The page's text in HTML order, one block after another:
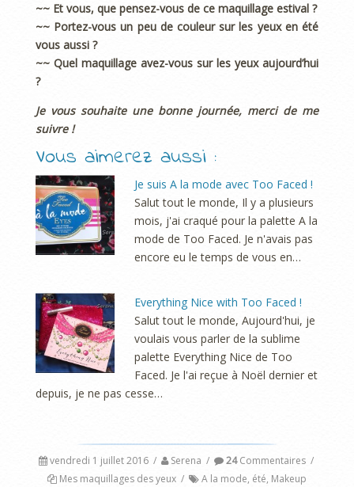
~~ Et vous, que pensez-vous de ce maquillage estival ?
~~ Portez-vous un peu de couleur sur les yeux en été
vous aussi ?
~~ Quel maquillage avez-vous sur les yeux aujourd’hui
?
Je vous souhaite une bonne journée, merci de me
suivre !
Vous aimerez aussi :
Je suis A la mode avec Too Faced !
Salut tout le monde, Il y a plusieurs
mois, j'ai craqué pour la palette A la
mode de Too Faced. Je n'avais pas
encore eu le temps de vous en…
Everything Nice with Too Faced !
Salut tout le monde, Aujourd'hui, je
voulais vous parler de la sublime
palette Everything Nice de Too
Faced. Je l'ai reçue à Noël dernier et
depuis, je ne pas cesse…
vendredi 1 juillet 2016 / Serena / 24Commentaires /
Mes maquillages des yeux / A la mode, été, Makeup